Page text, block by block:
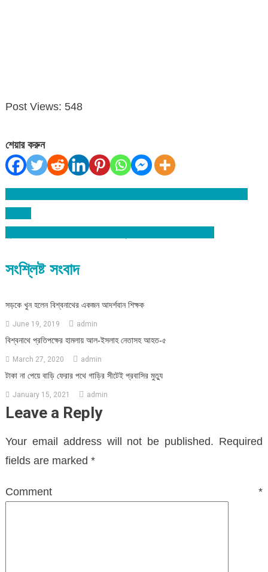
Post Views: 548
শেয়ার করুন
Post
navigation
সংশ্লিষ্ট সংবাদ
সড়কে খুন হলেন বিশ্বনাথের একজন আদর্শবান শিক্ষক
June 19, 2019 admin
বিশ্বনাথে প্রতিপক্ষের হামলায় আল-ইসলাহ নেতাসহ আহত-৫
March 27, 2020 admin
টাকা না পেয়ে বাড়ি ফেরার পথে গাড়ির সীটেই প্রবাসির মুত্যু
January 15, 2021 admin
Leave a Reply
Your email address will not be published. Required
fields are marked *
Comment*